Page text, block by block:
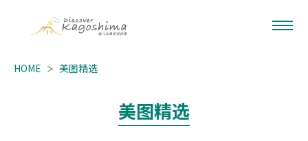
HOME 美图精选
美图精选